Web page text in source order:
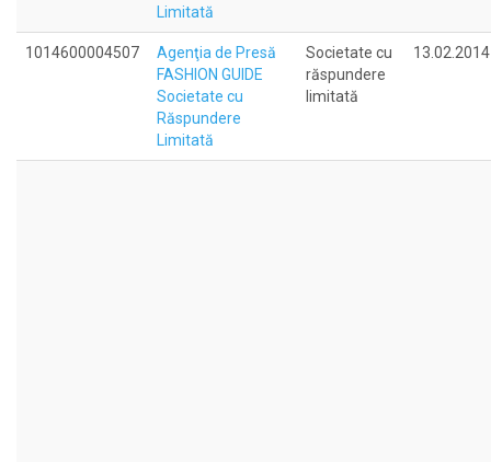
Limitată
1014600004507
Agenţia de Presă
FASHION GUIDE
Societate cu
Răspundere
Limitată
Societate cu
răspundere
limitată
13.02.2014